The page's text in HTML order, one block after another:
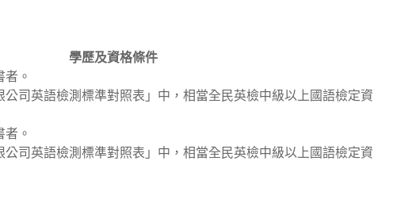
學歷及資格條件
。
公司英語檢測標準對照表」中，相當全民英檢中級以上國語檢定資
。
公司英語檢測標準對照表」中，相當全民英檢中級以上國語檢定資